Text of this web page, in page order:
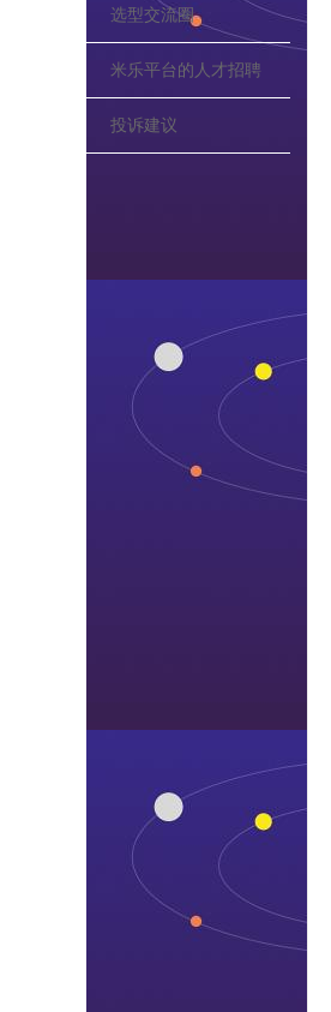
选型交流圈
米乐平台的人才招聘
投诉建议